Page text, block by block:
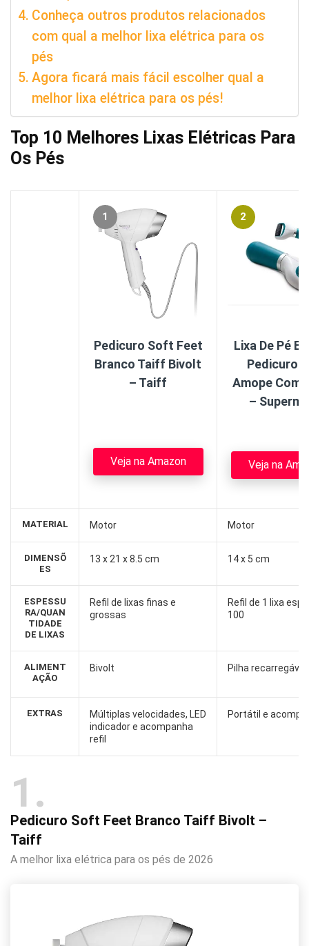
Conheça outros produtos relacionados
com qual a melhor lixa elétrica para os
pés
Agora ficará mais fácil escolher qual a
melhor lixa elétrica para os pés!
Top 10 Melhores Lixas Elétricas Para
Os Pés
MATERIAL
DIMENSÕ
ES
ESPESSU
RA/QUAN
TIDADE
DE LIXAS
ALIMENT
AÇÃO
EXTRAS
1
Pedicuro Soft Feet
Branco Taiff Bivolt
– Taiff
Veja na Amazon
Motor
‎13 x 21 x 8.5 cm
Refil de lixas finas e
grossas
Bivolt
Múltiplas velocidades, LED
indicador e acompanha
refil
2
Lixa De Pé
Pedicuro
Amope Com
–
Veja na
Motor
14 x 5 cm
Refil de 1 lixa
100
Pilha recarregável
Portátil e
1
Pedicuro Soft Feet Branco Taiff Bivolt –
Taiff
A melhor lixa elétrica para os pés de 2026